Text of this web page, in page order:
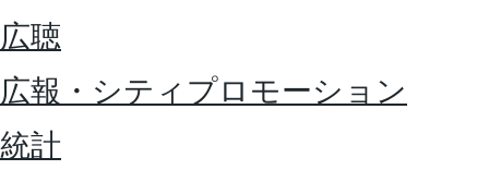
広聴
広報・シティプロモーション
統計